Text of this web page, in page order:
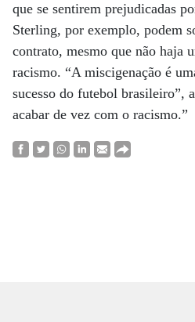
que se sentirem prejudicadas
Sterling, por exemplo, podem
contrato, mesmo que não haja
racismo. “A miscigenação é
sucesso do futebol brasileiro”,
acabar de vez com o racismo.”